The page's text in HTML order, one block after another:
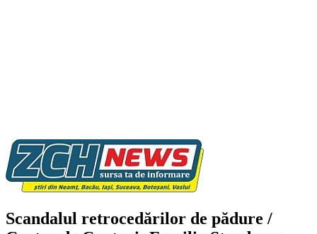
Scandalul retrocedărilor de pădure /